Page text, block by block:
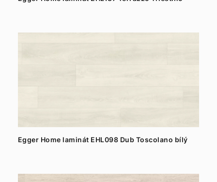
Egger Home laminát EHL098 Dub Toscolano bílý